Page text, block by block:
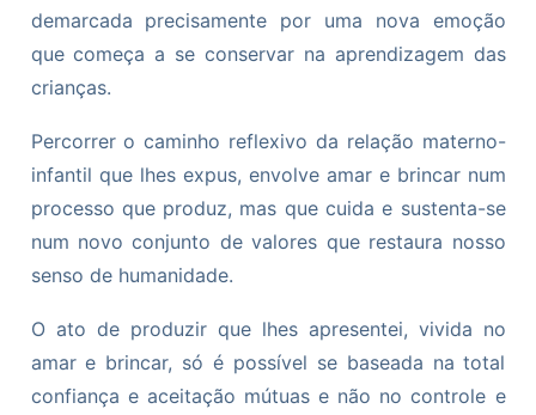
demarcada precisamente por uma nova emoção
que começa a se conservar na aprendizagem das
crianças.
Percorrer o caminho reflexivo da relação materno-
infantil que lhes expus, envolve amar e brincar num
processo que produz, mas que cuida e sustenta-se
num novo conjunto de valores que restaura nosso
senso de humanidade.
O ato de produzir que lhes apresentei, vivida no
amar e brincar, só é possível se baseada na total
confiança e aceitação mútuas e não no controle e